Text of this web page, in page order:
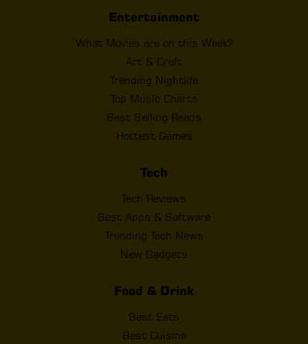
Entertainment
What Movies are on this Week?
Art & Craft
Trending Nightlife
Top Music Charts
Best Selling Reads
Hottest Games
Tech
Tech Reviews
Best Apps & Software
Trending Tech News
New Gadgets
Food & Drink
Best Eats
Best Cuisine